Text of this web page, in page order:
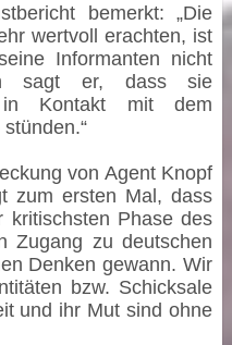
bemerkt: „Die
wertvoll erachten, ist
Informanten nicht
sagt er, dass sie
Kontakt mit dem
von Agent Knopf
zum ersten Mal, dass
kritischsten Phase des
Zugang zu deutschen
Denken gewann. Wir
bzw. Schicksale
und ihr Mut sind ohne